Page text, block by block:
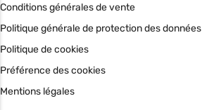
Conditions générales de vente
Politique générale de protection des données
Politique de cookies
Préférence des cookies
Mentions légales